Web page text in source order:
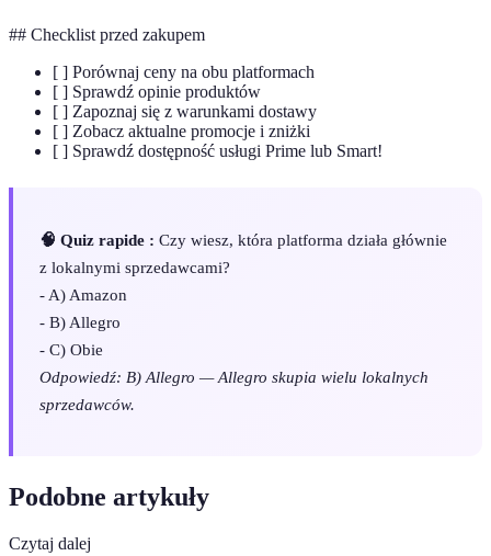
## Checklist przed zakupem
[ ] Porównaj ceny na obu platformach
[ ] Sprawdź opinie produktów
[ ] Zapoznaj się z warunkami dostawy
[ ] Zobacz aktualne promocje i zniżki
[ ] Sprawdź dostępność usługi Prime lub Smart!
🧠 Quiz rapide : Czy wiesz, która platforma działa głównie
z lokalnymi sprzedawcami?
- A) Amazon
- B) Allegro
- C) Obie
Odpowiedź: B) Allegro — Allegro skupia wielu lokalnych
sprzedawców.
Podobne artykuły
Czytaj dalej